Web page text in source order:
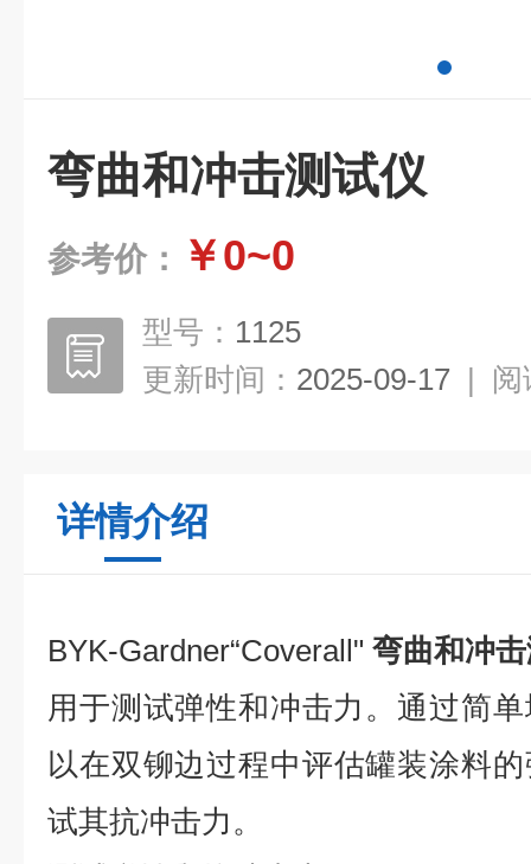
弯曲和冲击测试仪
参考价： ￥0~0
型号： 1125
更新时间： 2025-09-17 | 阅
详情介绍
BYK-Gardner“Coverall" 弯曲和冲
用于测试弹性和冲击力。通过简
以在双铆边过程中评估罐装涂料
试其抗冲击力。